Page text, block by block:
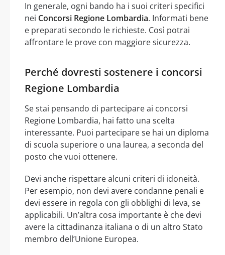
In generale, ogni bando ha i suoi criteri specifici
nei Concorsi Regione Lombardia. Informati bene
e preparati secondo le richieste. Così potrai
affrontare le prove con maggiore sicurezza.
Perché dovresti sostenere i concorsi
Regione Lombardia
Se stai pensando di partecipare ai concorsi
Regione Lombardia, hai fatto una scelta
interessante. Puoi partecipare se hai un diploma
di scuola superiore o una laurea, a seconda del
posto che vuoi ottenere.
Devi anche rispettare alcuni criteri di idoneità.
Per esempio, non devi avere condanne penali e
devi essere in regola con gli obblighi di leva, se
applicabili. Un’altra cosa importante è che devi
avere la cittadinanza italiana o di un altro Stato
membro dell’Unione Europea.